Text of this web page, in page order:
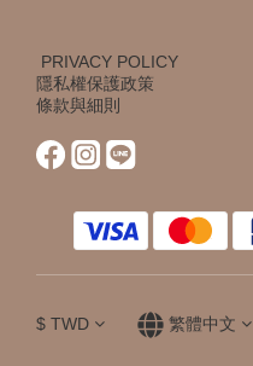
PRIVACY POLICY
隱私權保護政策
條款與細則
$ TWD 繁體中文